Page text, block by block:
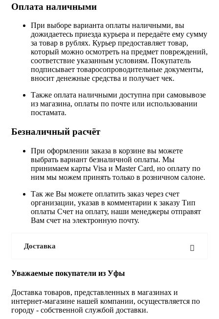
Оплата наличными
При выборе варианта оплаты наличными, вы
дожидаетесь приезда курьера и передаёте ему сумму
за товар в рублях. Курьер предоставляет товар,
который можно осмотреть на предмет повреждений,
соответствие указанным условиям. Покупатель
подписывает товаросопроводительные документы,
вносит денежные средства и получает чек.
Также оплата наличными доступна при самовывозе
из магазина, оплаты по почте или использовании
постамата.
Безналичный расчёт
При оформлении заказа в корзине вы можете
выбрать вариант безналичной оплаты. Мы
принимаем карты Visa и Master Card, но оплату по
ним мы можем принять только в розничном салоне.
Так же Вы можете оплатить заказ через счет
организации, указав в комментарии к заказу Тип
оплаты Счет на оплату, наши менеджеры отправят
Вам счет на электронную почту.
Доставка
Уважаемые покупатели из Уфы
Доставка товаров, представленных в магазинах и
интернет-магазине нашей компании, осуществляется по
городу - собственной службой доставки.